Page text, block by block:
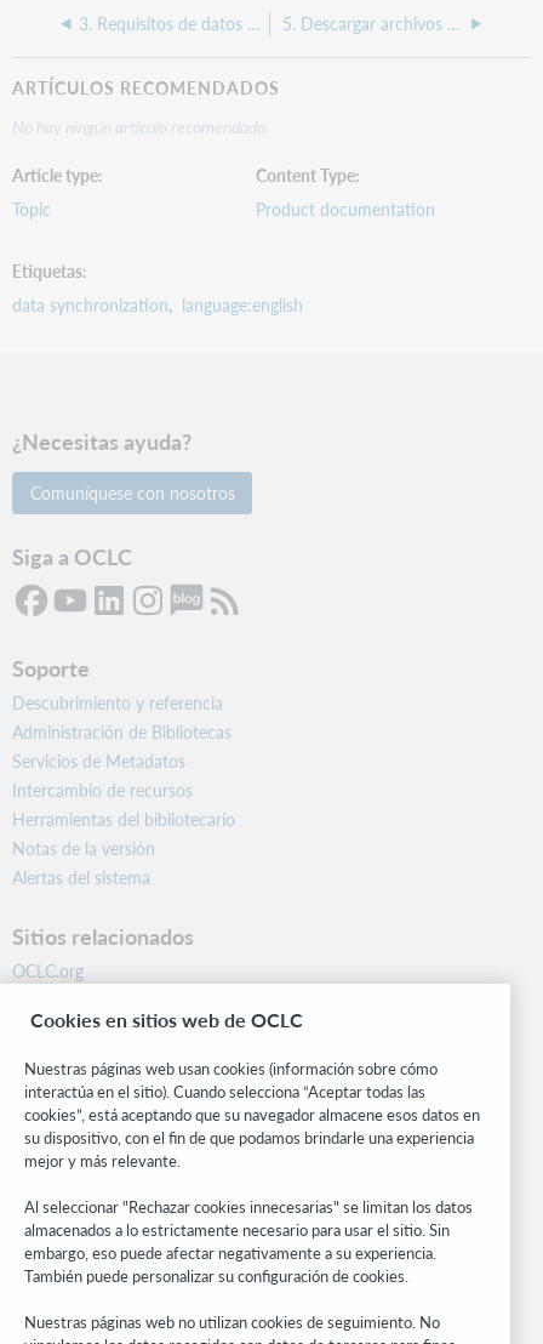
3. Requisitos de datos para borrar colecciones de existencias de WorldCat 5. Descargar archivos en Mis archivos
ARTÍCULOS RECOMENDADOS
No hay ningún artículo recomendado.
Article type
Topic
Content Type
Product documentation
Etiquetas
data synchronization
language:english
¿Necesitas ayuda?
Comuníquese con nosotros
Siga a OCLC
Soporte
Descubrimiento y referencia
Administración de Bibliotecas
Servicios de Metadatos
Intercambio de recursos
Herramientas del bibliotecario
Notas de la versión
Alertas del sistema
Sitios relacionados
OCLC.org
Centro comunitario
Investigación
WebJunction
Red de desarrolladores
Manténgase al día
Obtenga las últimas novedades de los productos, estudios de
investigación, eventos y mucho más – directo a su bandeja de
entrada.
Suscríbase ahora
Cookies en sitios web de OCLC
Nuestras páginas web usan cookies (información sobre cómo
interactúa en el sitio). Cuando selecciona “Aceptar todas las
cookies”, está aceptando que su navegador almacene esos datos en
su dispositivo, con el fin de que podamos brindarle una experiencia
mejor y más relevante.
Al seleccionar "Rechazar cookies innecesarias" se limitan los datos
almacenados a lo estrictamente necesario para usar el sitio. Sin
embargo, eso puede afectar negativamente a su experiencia.
También puede personalizar su configuración de cookies.
Nuestras páginas web no utilizan cookies de seguimiento. No